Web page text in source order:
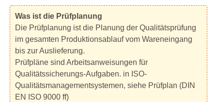
Was ist die Prüfplanung
Die Prüfplanung ist die Planung der Qualitätsprüfung
im gesamten Produktionsablauf vom Wareneingang
bis zur Auslieferung.
Prüfpläne sind Arbeitsanweisungen für
Qualitätssicherungs-Aufgaben. in ISO-
Qualitätsmanagementsystemen, siehe Prüfplan (DIN
EN ISO 9000 ff)